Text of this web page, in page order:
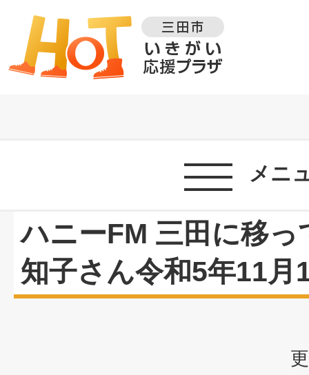
メニ
ハニーFM 三田に移っ
知子さん令和5年11月